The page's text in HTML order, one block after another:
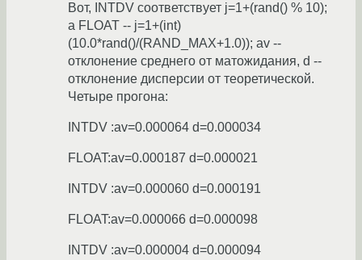
Вот, INTDV соответствует j=1+(rand() % 10);
а FLOAT -- j=1+(int)
(10.0*rand()/(RAND_MAX+1.0)); av --
отклонение среднего от матожидания, d --
отклонение дисперсии от теоретической.
Четыре прогона:
INTDV :av=0.000064 d=0.000034
FLOAT:av=0.000187 d=0.000021
INTDV :av=0.000060 d=0.000191
FLOAT:av=0.000066 d=0.000098
INTDV :av=0.000004 d=0.000094